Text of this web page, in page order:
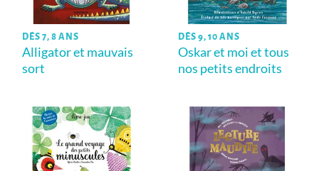
DÈS 7, 8 ANS
Alligator et mauvais
sort
DÈS 9, 10 ANS
Oskar et moi et tous
nos petits endroits